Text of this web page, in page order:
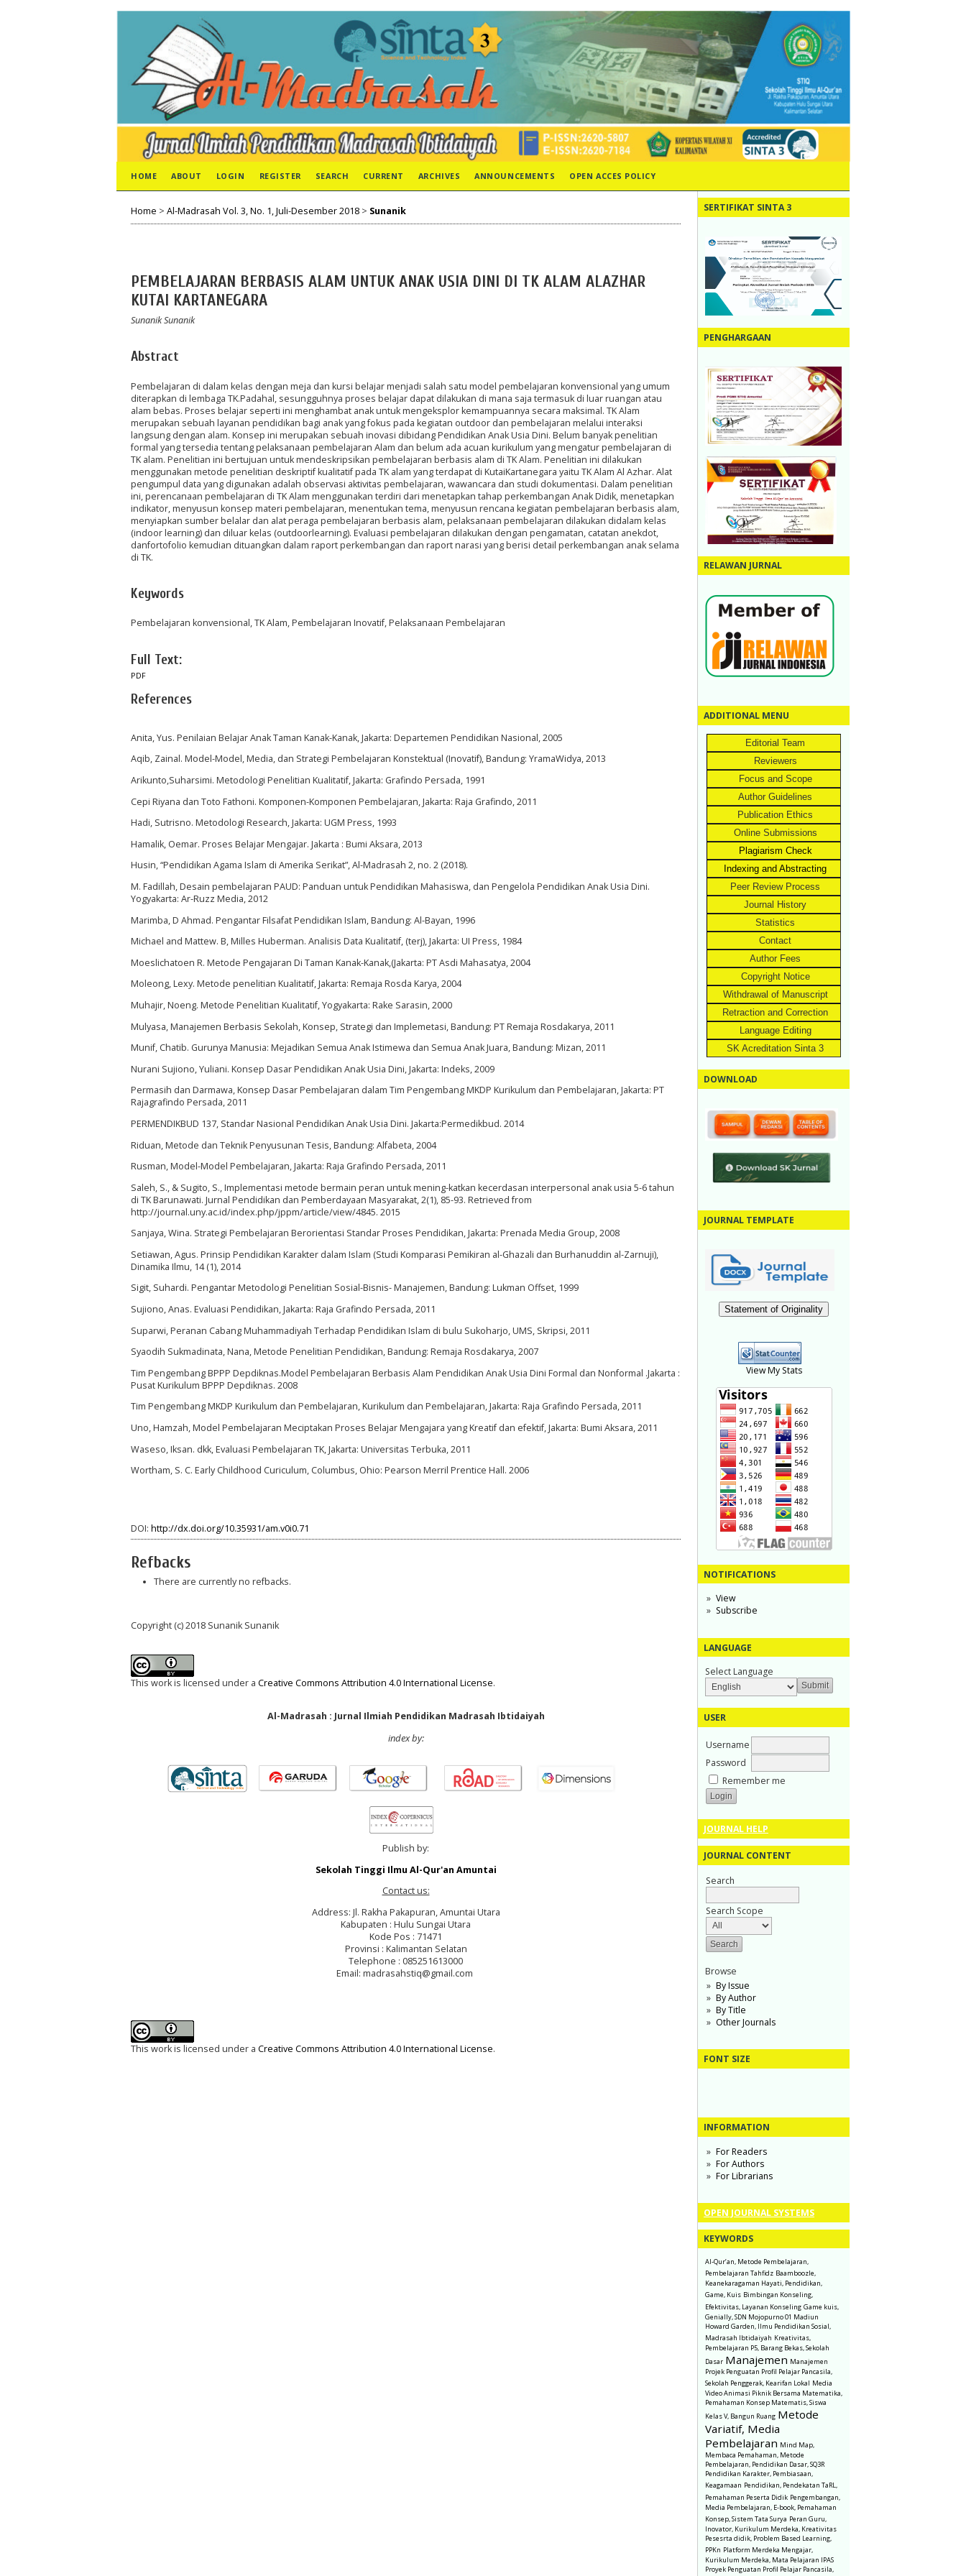
SERTIFIKAT SINTA 3
PENGHARGAAN
RELAWAN JURNAL
ADDITIONAL MENU
Editorial Team
Reviewers
Focus and Scope
Author Guidelines
Publication Ethics
Online Submissions
Plagiarism Check
Indexing and Abstracting
Peer Review Process
Journal History
Statistics
Contact
Author Fees
Copyright Notice
Withdrawal of Manuscript
Retraction and Correction
Language Editing
SK Acreditation Sinta 3
DOWNLOAD
JOURNAL TEMPLATE
Statement of Originality
View My Stats
NOTIFICATIONS
View
Subscribe
LANGUAGE
Select Language
USER
Username
Password
Remember me
JOURNAL HELP
JOURNAL CONTENT
Search
Search Scope
Browse
By Issue
By Author
By Title
Other Journals
FONT SIZE
INFORMATION
For Readers
For Authors
For Librarians
OPEN JOURNAL SYSTEMS
KEYWORDS
Al-Qur’an, Metode Pembelajaran,
Pembelajaran Tahfidz Baamboozle,
Keanekaragaman Hayati, Pendidikan,
Game, Kuis Bimbingan Konseling,
Efektivitas, Layanan Konseling Game kuis,
Genially, SDN Mojopurno 01 Madiun
Howard Garden, Ilmu Pendidikan Sosial,
Madrasah Ibtidaiyah Kreativitas,
Pembelajaran P5, Barang Bekas, Sekolah
Dasar Manajemen Manajemen
Projek Penguatan Profil Pelajar Pancasila,
Sekolah Penggerak, Kearifan Lokal Media
Video Animasi Piknik Bersama Matematika,
Pemahaman Konsep Matematis, Siswa
Kelas V, Bangun Ruang Metode
Variatif, Media
Pembelajaran Mind Map,
Membaca Pemahaman, Metode
Pembelajaran, Pendidikan Dasar, SQ3R
Pendidikan Karakter, Pembiasaan,
Keagamaan Pendidikan, Pendekatan TaRL,
Pemahaman Peserta Didik Pengembangan,
Media Pembelajaran, E-book, Pemahaman
Konsep, Sistem Tata Surya Peran Guru,
Inovator, Kurikulum Merdeka, Kreativitas
Pesesrta didik, Problem Based Learning,
PPKn Platform Merdeka Mengajar,
Kurikulum Merdeka, Mata Pelajaran IPAS
Proyek Penguatan Profil Pelajar Pancasila,
HOME ABOUT LOGIN REGISTER SEARCH CURRENT ARCHIVES ANNOUNCEMENTS OPEN ACCES POLICY
Home > Al-Madrasah Vol. 3, No. 1, Juli-Desember 2018 > Sunanik
PEMBELAJARAN BERBASIS ALAM UNTUK ANAK USIA DINI DI TK ALAM ALAZHAR
KUTAI KARTANEGARA
Sunanik Sunanik
Abstract
Pembelajaran di dalam kelas dengan meja dan kursi belajar menjadi salah satu model pembelajaran konvensional yang umum
diterapkan di lembaga TK.Padahal, sesungguhnya proses belajar dapat dilakukan di mana saja termasuk di luar ruangan atau
alam bebas. Proses belajar seperti ini menghambat anak untuk mengeksplor kemampuannya secara maksimal. TK Alam
merupakan sebuah layanan pendidikan bagi anak yang fokus pada kegiatan outdoor dan pembelajaran melalui interaksi
langsung dengan alam. Konsep ini merupakan sebuah inovasi dibidang Pendidikan Anak Usia Dini. Belum banyak penelitian
formal yang tersedia tentang pelaksanaan pembelajaran Alam dan belum ada acuan kurikulum yang mengatur pembelajaran di
TK alam. Penelitian ini bertujuan untuk mendeskripsikan pembelajaran berbasis alam di TK Alam. Penelitian ini dilakukan
menggunakan metode penelitian deskriptif kualitatif pada TK alam yang terdapat di KutaiKartanegara yaitu TK Alam Al Azhar. Alat
pengumpul data yang digunakan adalah observasi aktivitas pembelajaran, wawancara dan studi dokumentasi. Dalam penelitian
ini, perencanaan pembelajaran di TK Alam menggunakan terdiri dari menetapkan tahap perkembangan Anak Didik, menetapkan
indikator, menyusun konsep materi pembelajaran, menentukan tema, menyusun rencana kegiatan pembelajaran berbasis alam,
menyiapkan sumber belalar dan alat peraga pembelajaran berbasis alam, pelaksanaan pembelajaran dilakukan didalam kelas
(indoor learning) dan diluar kelas (outdoorlearning). Evaluasi pembelajaran dilakukan dengan pengamatan, catatan anekdot,
danfortofolio kemudian dituangkan dalam raport perkembangan dan raport narasi yang berisi detail perkembangan anak selama
di TK.
Keywords
Pembelajaran konvensional, TK Alam, Pembelajaran Inovatif, Pelaksanaan Pembelajaran
Full Text:
PDF
References
Anita, Yus. Penilaian Belajar Anak Taman Kanak-Kanak, Jakarta: Departemen Pendidikan Nasional, 2005
Aqib, Zainal. Model-Model, Media, dan Strategi Pembelajaran Konstektual (Inovatif), Bandung: YramaWidya, 2013
Arikunto,Suharsimi. Metodologi Penelitian Kualitatif, Jakarta: Grafindo Persada, 1991
Cepi Riyana dan Toto Fathoni. Komponen-Komponen Pembelajaran, Jakarta: Raja Grafindo, 2011
Hadi, Sutrisno. Metodologi Research, Jakarta: UGM Press, 1993
Hamalik, Oemar. Proses Belajar Mengajar. Jakarta : Bumi Aksara, 2013
Husin, “Pendidikan Agama Islam di Amerika Serikat”, Al-Madrasah 2, no. 2 (2018).
M. Fadillah, Desain pembelajaran PAUD: Panduan untuk Pendidikan Mahasiswa, dan Pengelola Pendidikan Anak Usia Dini.
Yogyakarta: Ar-Ruzz Media, 2012
Marimba, D Ahmad. Pengantar Filsafat Pendidikan Islam, Bandung: Al-Bayan, 1996
Michael and Mattew. B, Milles Huberman. Analisis Data Kualitatif, (terj), Jakarta: UI Press, 1984
Moeslichatoen R. Metode Pengajaran Di Taman Kanak-Kanak,(Jakarta: PT Asdi Mahasatya, 2004
Moleong, Lexy. Metode penelitian Kualitatif, Jakarta: Remaja Rosda Karya, 2004
Muhajir, Noeng. Metode Penelitian Kualitatif, Yogyakarta: Rake Sarasin, 2000
Mulyasa, Manajemen Berbasis Sekolah, Konsep, Strategi dan Implemetasi, Bandung: PT Remaja Rosdakarya, 2011
Munif, Chatib. Gurunya Manusia: Mejadikan Semua Anak Istimewa dan Semua Anak Juara, Bandung: Mizan, 2011
Nurani Sujiono, Yuliani. Konsep Dasar Pendidikan Anak Usia Dini, Jakarta: Indeks, 2009
Permasih dan Darmawa, Konsep Dasar Pembelajaran dalam Tim Pengembang MKDP Kurikulum dan Pembelajaran, Jakarta: PT
Rajagrafindo Persada, 2011
PERMENDIKBUD 137, Standar Nasional Pendidikan Anak Usia Dini. Jakarta:Permedikbud. 2014
Riduan, Metode dan Teknik Penyusunan Tesis, Bandung: Alfabeta, 2004
Rusman, Model-Model Pembelajaran, Jakarta: Raja Grafindo Persada, 2011
Saleh, S., & Sugito, S., Implementasi metode bermain peran untuk mening-katkan kecerdasan interpersonal anak usia 5-6 tahun
di TK Barunawati. Jurnal Pendidikan dan Pemberdayaan Masyarakat, 2(1), 85-93. Retrieved from
http://journal.uny.ac.id/index.php/jppm/article/view/4845. 2015
Sanjaya, Wina. Strategi Pembelajaran Berorientasi Standar Proses Pendidikan, Jakarta: Prenada Media Group, 2008
Setiawan, Agus. Prinsip Pendidikan Karakter dalam Islam (Studi Komparasi Pemikiran al-Ghazali dan Burhanuddin al-Zarnuji),
Dinamika Ilmu, 14 (1), 2014
Sigit, Suhardi. Pengantar Metodologi Penelitian Sosial-Bisnis- Manajemen, Bandung: Lukman Offset, 1999
Sujiono, Anas. Evaluasi Pendidikan, Jakarta: Raja Grafindo Persada, 2011
Suparwi, Peranan Cabang Muhammadiyah Terhadap Pendidikan Islam di bulu Sukoharjo, UMS, Skripsi, 2011
Syaodih Sukmadinata, Nana, Metode Penelitian Pendidikan, Bandung: Remaja Rosdakarya, 2007
Tim Pengembang BPPP Depdiknas.Model Pembelajaran Berbasis Alam Pendidikan Anak Usia Dini Formal dan Nonformal .Jakarta :
Pusat Kurikulum BPPP Depdiknas. 2008
Tim Pengembang MKDP Kurikulum dan Pembelajaran, Kurikulum dan Pembelajaran, Jakarta: Raja Grafindo Persada, 2011
Uno, Hamzah, Model Pembelajaran Meciptakan Proses Belajar Mengajara yang Kreatif dan efektif, Jakarta: Bumi Aksara, 2011
Waseso, Iksan. dkk, Evaluasi Pembelajaran TK, Jakarta: Universitas Terbuka, 2011
Wortham, S. C. Early Childhood Curiculum, Columbus, Ohio: Pearson Merril Prentice Hall. 2006
DOI: http://dx.doi.org/10.35931/am.v0i0.71
Refbacks
There are currently no refbacks.
Copyright (c) 2018 Sunanik Sunanik
This work is licensed under a Creative Commons Attribution 4.0 International License.
Al-Madrasah : Jurnal Ilmiah Pendidikan Madrasah Ibtidaiyah
index by:
Publish by:
Sekolah Tinggi Ilmu Al-Qur'an Amuntai
Contact us:
Address: Jl. Rakha Pakapuran, Amuntai Utara
Kabupaten : Hulu Sungai Utara
Kode Pos : 71471
Provinsi : Kalimantan Selatan
Telephone : 085251613000
Email: madrasahstiq@gmail.com
This work is licensed under a Creative Commons Attribution 4.0 International License.